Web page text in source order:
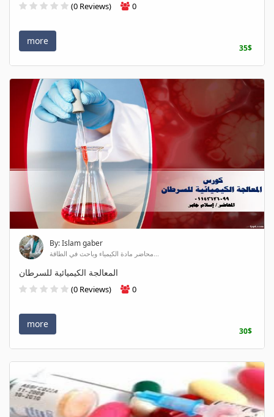
(0 Reviews) 0
more
35$
By: Islam gaber
محاضر مادة الكيمياء وباحث في الطاقة...
المعالجة الكيميائية للسرطان
(0 Reviews) 0
more
30$